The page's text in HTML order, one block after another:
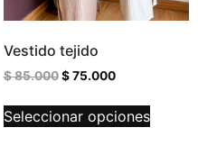
Vestido tejido
$85.000 $75.000
Seleccionar opciones